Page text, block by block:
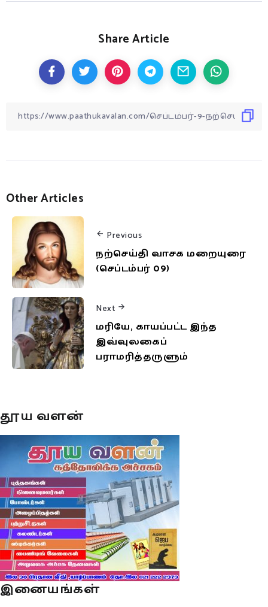
Share Article
Other Articles
Previous
நற்செய்தி வாசக மறையுரை
(செப்டம்பர் 09)
Next
மரியே, காயப்பட்ட இந்த
இவ்வுலகைப்
பராமரித்தருளும்
தூய வளன்
இனையங்கள்